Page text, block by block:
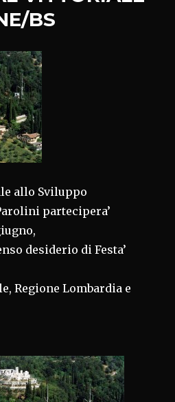
BS
allo Sviluppo
partecipera’
desiderio di Festa’
Regione Lombardia e